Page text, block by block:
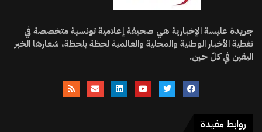
جريدة عليسة الإخبارية هي صحيفة إعلامية تونسية متخصصة في
تغطية الأخبار الوطنية والمحلية والعالمية لحظة بلحظة، شعارها الخبر
اليقين في كلّ حين.
روابط مفيدة